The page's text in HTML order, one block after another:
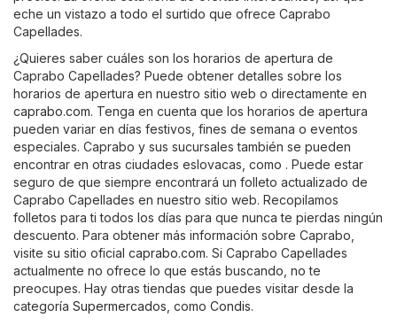
eche un vistazo a todo el surtido que ofrece Caprabo
Capellades.
¿Quieres saber cuáles son los horarios de apertura de
Caprabo Capellades? Puede obtener detalles sobre los
horarios de apertura en nuestro sitio web o directamente en
caprabo.com. Tenga en cuenta que los horarios de apertura
pueden variar en días festivos, fines de semana o eventos
especiales. Caprabo y sus sucursales también se pueden
encontrar en otras ciudades eslovacas, como . Puede estar
seguro de que siempre encontrará un folleto actualizado de
Caprabo Capellades en nuestro sitio web. Recopilamos
folletos para ti todos los días para que nunca te pierdas ningún
descuento. Para obtener más información sobre Caprabo,
visite su sitio oficial caprabo.com. Si Caprabo Capellades
actualmente no ofrece lo que estás buscando, no te
preocupes. Hay otras tiendas que puedes visitar desde la
categoría Supermercados , como Condis.